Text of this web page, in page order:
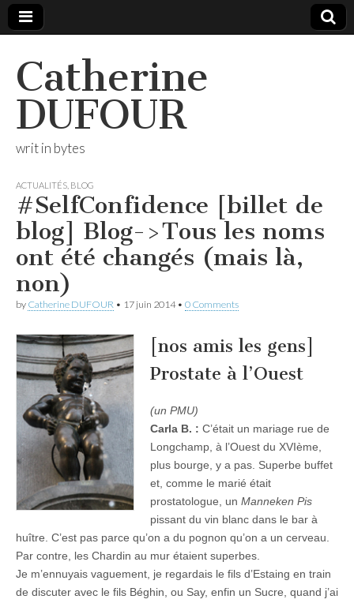
Catherine
DUFOUR
writ in bytes
ACTUALITÉS BLOG
#SelfConfidence [billet de
blog] Blog->Tous les noms
ont été changés (mais là,
non)
by Catherine DUFOUR • 17 juin 2014• 0 Comments
[nos amis les gens]
Prostate à l’Ouest
(un PMU)
Carla B. : C’était un mariage rue de
Longchamp, à l’Ouest du XVIème,
plus bourge, y a pas. Superbe buffet
et, comme le marié était
prostatologue, un Manneken Pis
pissant du vin blanc dans le bar à
huître. C’est pas parce qu’on a du pognon qu’on a un cerveau.
Par contre, les Chardin au mur étaient superbes.
Je m’ennuyais vaguement, je regardais le fils d’Estaing en train
de discuter avec le fils Béghin, ou Say, enfin un Sucre, quand j’ai